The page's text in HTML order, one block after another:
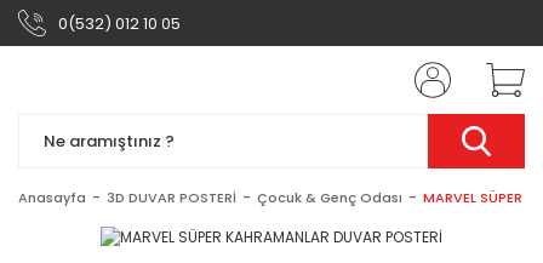
0(532) 012 10 05
Anasayfa 3D DUVAR POSTERİ Çocuk & Genç Odası MARVEL SÜPER